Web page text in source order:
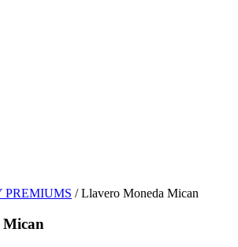
PREMIUMS / Llavero Moneda Mican